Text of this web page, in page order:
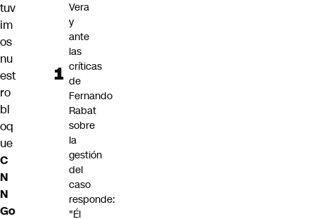
tuv
im
os
nu
est
ro
bl
oq
ue
C
N
N
Go
Vera
y
ante
las
críticas
de
Fernando
Rabat
sobre
la
gestión
del
caso
responde:
"Él